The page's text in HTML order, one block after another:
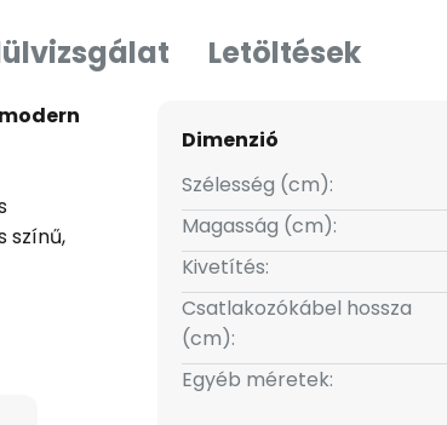
Letöltések
színű,
Dimenzió
Szélesség (cm):
Magasság (cm):
Kivetítés:
Csatlakozókábel hossza
(cm):
Egyéb méretek: